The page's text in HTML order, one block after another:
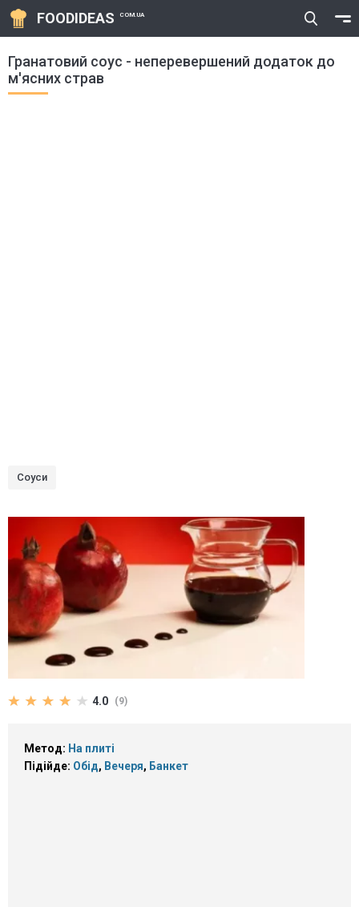
FOODIDEAS COM.UA
Гранатовий соус - неперевершений додаток до
м'ясних страв
Соуси
4.0 (9)
Метод: На плиті
Підійде: Обід, Вечеря, Банкет